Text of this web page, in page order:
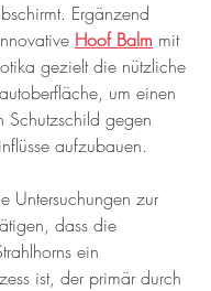
Ergänzend
Hoof Balm mit
gezielt die nützliche
um einen
Schutzschild gegen
aufzubauen.
Untersuchungen zur
dass die
ein
ist, der primär durch